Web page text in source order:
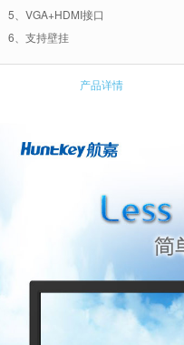
5、VGA+HDMI接口
6、支持壁挂
产品详情